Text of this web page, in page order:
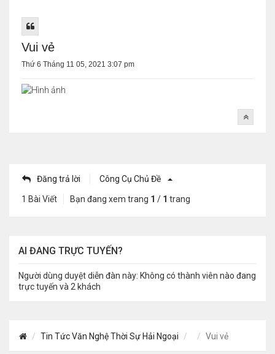
Vui vẻ
Thứ 6 Tháng 11 05, 2021 3:07 pm
Đăng trả lời Công Cụ Chủ Đề
1 Bài Viết Bạn đang xem trang 1 / 1 trang
AI ĐANG TRỰC TUYẾN?
Người dùng duyệt diễn đàn này: Không có thành viên nào đang
trực tuyến và 2 khách
Tin Tức Văn Nghệ Thời Sự Hải Ngoại Vui vẻ